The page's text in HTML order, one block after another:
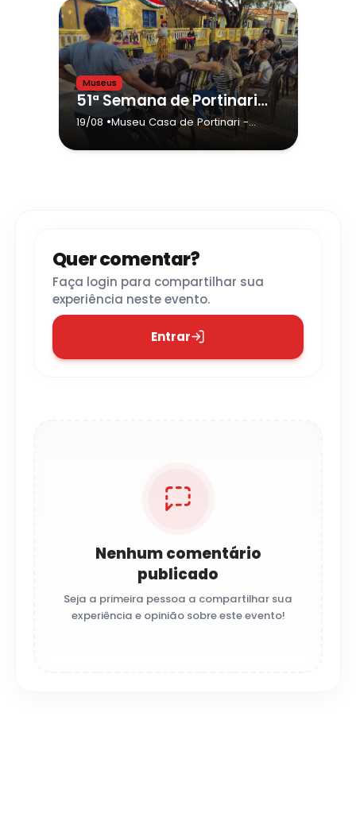
Museus
51ª Semana de Portinari: Apresentação teatral “Imigrantes - Pinceladas de Café e Saudade”
19/08 •Museu Casa de Portinari-
Quer comentar?
Faça login para compartilhar sua
experiência neste evento.
Entrar
Nenhum comentário
publicado
Seja a primeira pessoa a compartilhar sua
experiência e opinião sobre este evento!